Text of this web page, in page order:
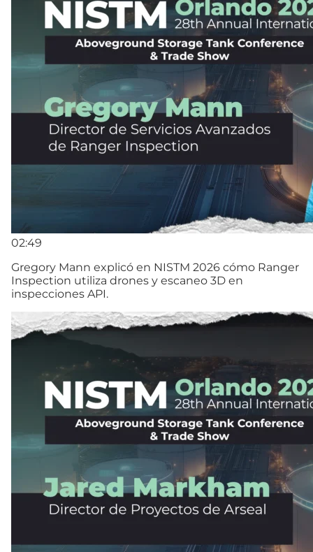
02:49
Gregory Mann explicó en NISTM 2026 cómo Ranger
Inspection utiliza drones y escaneo 3D en
inspecciones API.